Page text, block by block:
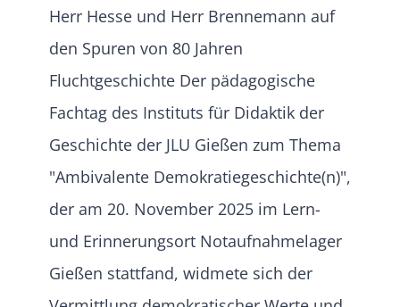
Herr Hesse und Herr Brennemann auf
den Spuren von 80 Jahren
Fluchtgeschichte Der pädagogische
Fachtag des Instituts für Didaktik der
Geschichte der JLU Gießen zum Thema
"Ambivalente Demokratiegeschichte(n)",
der am 20. November 2025 im Lern-
und Erinnerungsort Notaufnahmelager
Gießen stattfand, widmete sich der